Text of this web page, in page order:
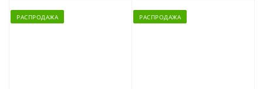
РАСПРОДАЖА РАСПРОДАЖА